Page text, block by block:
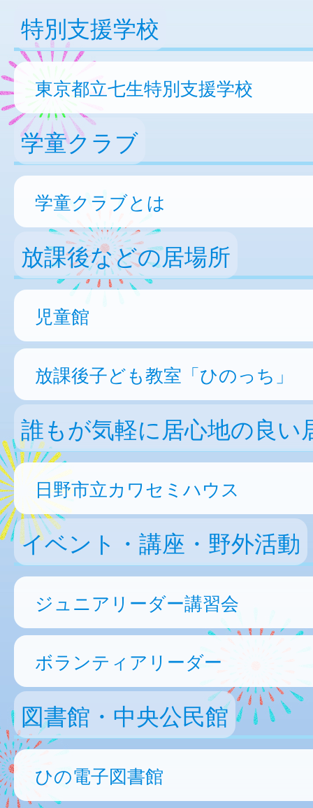
特別支援学校
東京都立七生特別支援学校
学童クラブ
学童クラブとは
放課後などの居場所
児童館
放課後子ども教室「ひのっち」
誰もが気軽に居心地の良い
日野市立カワセミハウス
イベント・講座・野外活動
ジュニアリーダー講習会
ボランティアリーダー
図書館・中央公民館
ひの電子図書館